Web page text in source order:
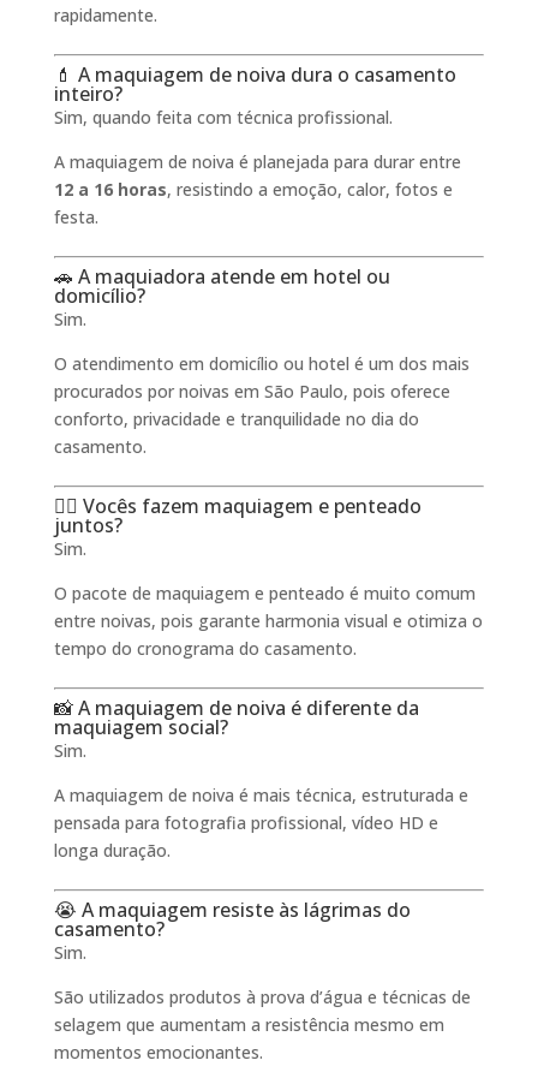
rapidamente.
💄 A maquiagem de noiva dura o casamento
inteiro?
Sim, quando feita com técnica profissional.
A maquiagem de noiva é planejada para durar entre
12 a 16 horas, resistindo a emoção, calor, fotos e
festa.
🚗 A maquiadora atende em hotel ou
domicílio?
Sim.
O atendimento em domicílio ou hotel é um dos mais
procurados por noivas em São Paulo, pois oferece
conforto, privacidade e tranquilidade no dia do
casamento.
💇‍♀️ Vocês fazem maquiagem e penteado
juntos?
Sim.
O pacote de maquiagem e penteado é muito comum
entre noivas, pois garante harmonia visual e otimiza o
tempo do cronograma do casamento.
📸 A maquiagem de noiva é diferente da
maquiagem social?
Sim.
A maquiagem de noiva é mais técnica, estruturada e
pensada para fotografia profissional, vídeo HD e
longa duração.
😭 A maquiagem resiste às lágrimas do
casamento?
Sim.
São utilizados produtos à prova d’água e técnicas de
selagem que aumentam a resistência mesmo em
momentos emocionantes.